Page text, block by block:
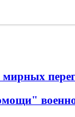
мирных